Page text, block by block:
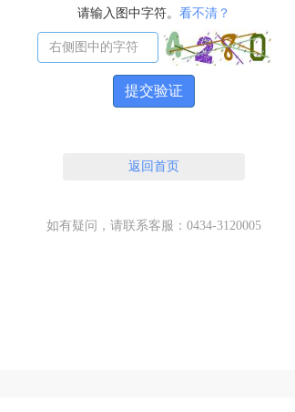
请输入图中字符。 看不清？
提交验证
返回首页
如有疑问，请联系客服：0434-3120005